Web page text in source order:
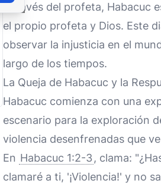
a través del profeta, Habacuc
el propio profeta y Dios. Este
observar la injusticia en el
largo de los tiempos.
La Queja de Habacuc y la
Habacuc comienza con una
escenario para la exploración
violencia desenfrenadas que
En Habacuc 1:2-3, clama:
clamaré a ti, '¡Violencia!' y no